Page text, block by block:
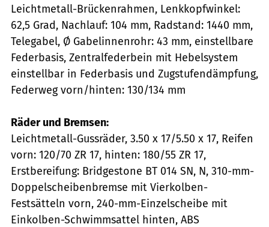
Leichtmetall-Brückenrahmen, Lenkkopfwinkel:
62,5 Grad, Nachlauf: 104 mm, Radstand: 1440 mm,
Telegabel, Ø Gabelinnenrohr: 43 mm, einstellbare
Federbasis, Zentralfederbein mit Hebelsystem
einstellbar in Federbasis und Zugstufendämpfung,
Federweg vorn/hinten: 130/134 mm
Räder und Bremsen:
Leichtmetall-Gussräder, 3.50 x 17/5.50 x 17, Reifen
vorn: 120/70 ZR 17, hinten: 180/55 ZR 17,
Erstbereifung: Bridgestone BT 014 SN, N, 310-mm-
Doppelscheibenbremse mit Vierkolben-
Festsätteln vorn, 240-mm-Einzelscheibe mit
Einkolben-Schwimmsattel hinten, ABS